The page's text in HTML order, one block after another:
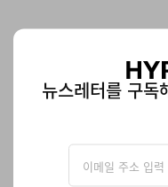
뉴스레터를 구독